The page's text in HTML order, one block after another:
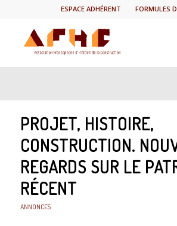
ESPACE ADHÉRENT FORMULES
PROJET, HISTOIRE,
CONSTRUCTION.
REGARDS SUR LE
RÉCENT
ANNONCES